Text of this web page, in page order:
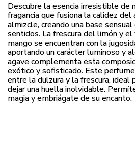
Descubre la esencia irresistible de
fragancia que fusiona la calidez
almizcle, creando una base
sentidos. La frescura del limón y
mango se encuentran con la
aportando un carácter luminoso y
agave complementa esta
exótico y sofisticado. Este
entre la dulzura y la frescura, ideal
dejar una huella inolvidable.
magia y embriágate de su encanto.